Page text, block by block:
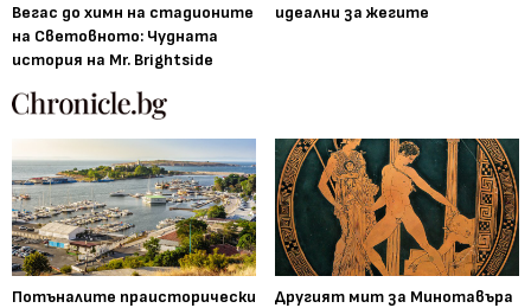
Вегас до химн на стадионите
на Световното: Чудната
история на Mr. Brightside
идеални за жегите
Потъналите праисторически Другият мит за Минотавъра